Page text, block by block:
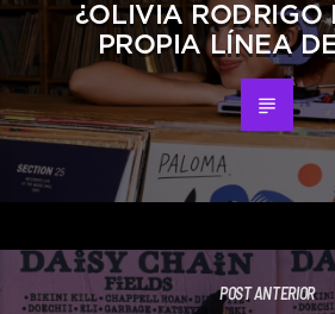
¿OLIVIA RODRIGO
PROPIA LÍNEA
POST ANTERIOR